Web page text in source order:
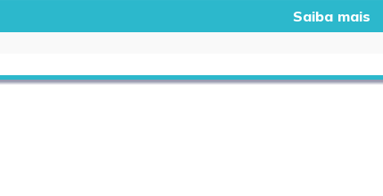
Saiba mais